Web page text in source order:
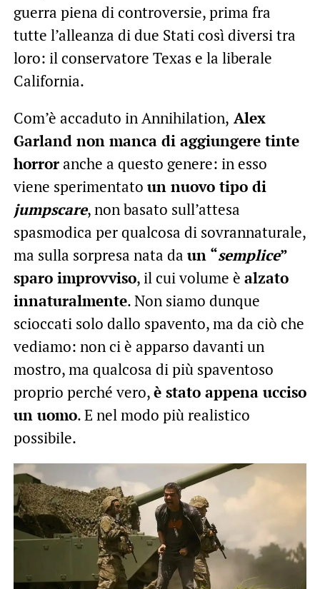
guerra piena di controversie, prima fra
tutte l’alleanza di due Stati così diversi tra
loro: il conservatore Texas e la liberale
California.
Com’è accaduto in Annihilation, Alex
Garland non manca di aggiungere tinte
horroranche a questo genere: in esso
viene sperimentato un nuovo tipo di
jumpscare, non basato sull’attesa
spasmodica per qualcosa di sovrannaturale,
ma sulla sorpresa nata da un “semplice”
sparo improvviso, il cui volume è alzato
innaturalmente. Non siamo dunque
scioccati solo dallo spavento, ma da ciò che
vediamo: non ci è apparso davanti un
mostro, ma qualcosa di più spaventoso
proprio perché vero,è stato appena ucciso
un uomo. E nel modo più realistico
possibile.